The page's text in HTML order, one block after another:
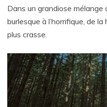
Dans un grandiose mélange
burlesque à l’horrifique, de
plus crasse.